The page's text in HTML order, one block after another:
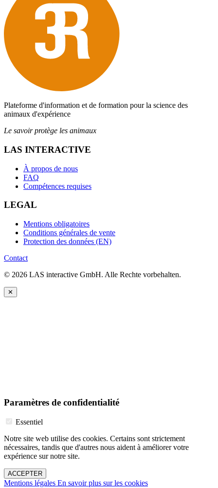
Plateforme d'information et de formation pour la science des
animaux d'expérience
Le savoir protège les animaux
LAS INTERACTIVE
À propos de nous
FAQ
Compétences requises
LEGAL
Mentions obligatoires
Conditions générales de vente
Protection des données (EN)
Contact
© 2026 LAS interactive GmbH. Alle Rechte vorbehalten.
✕
Paramètres de confidentialité
Essentiel
Notre site web utilise des cookies. Certains sont strictement
nécessaires, tandis que d'autres nous aident à améliorer votre
expérience sur notre site.
ACCEPTER
Mentions légales En savoir plus sur les cookies